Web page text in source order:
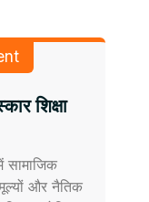
शिक्षा
सामाजिक
और नैतिक